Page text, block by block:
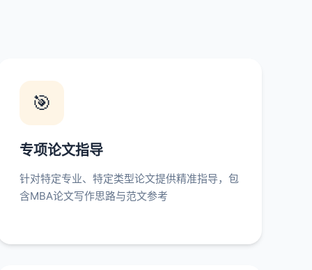
🎯
专项论文指导
针对特定专业、特定类型论文提供精准指导，包
含MBA论文写作思路与范文参考